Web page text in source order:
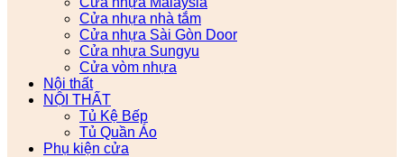
Cửa nhựa nhà tắm
Cửa nhựa Sài Gòn Door
Cửa nhựa Sungyu
Cửa vòm nhựa
Nội thất
NỘI THẤT
Tủ Kệ Bếp
Tủ Quần Áo
Phụ kiện cửa